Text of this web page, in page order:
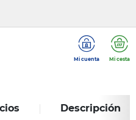
Mi cuenta Mi cesta
Villafranca
Descripción